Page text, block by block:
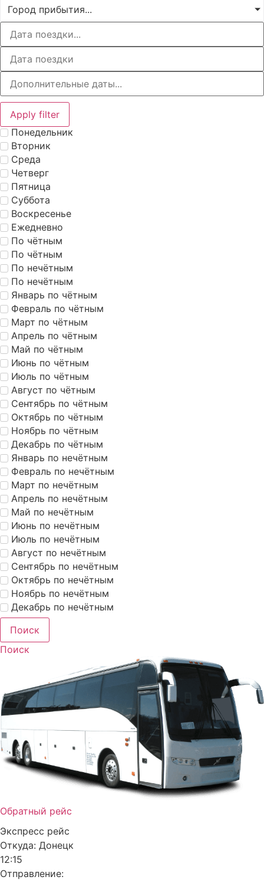
Город прибытия...
Apply filter
Понедельник
Вторник
Среда
Четверг
Пятница
Суббота
Воскресенье
Ежедневно
По чётным
По чётным
По нечётным
По нечётным
Январь по чётным
Февраль по чётным
Март по чётным
Апрель по чётным
Май по чётным
Июнь по чётным
Июль по чётным
Август по чётным
Сентябрь по чётным
Октябрь по чётным
Ноябрь по чётным
Декабрь по чётным
Январь по нечётным
Февраль по нечётным
Март по нечётным
Апрель по нечётным
Май по нечётным
Июнь по нечётным
Июль по нечётным
Август по нечётным
Сентябрь по нечётным
Октябрь по нечётным
Ноябрь по нечётным
Декабрь по нечётным
Поиск
Поиск
Обратный рейс
Экспресс рейс
Откуда: Донецк
12:15
Отправление: